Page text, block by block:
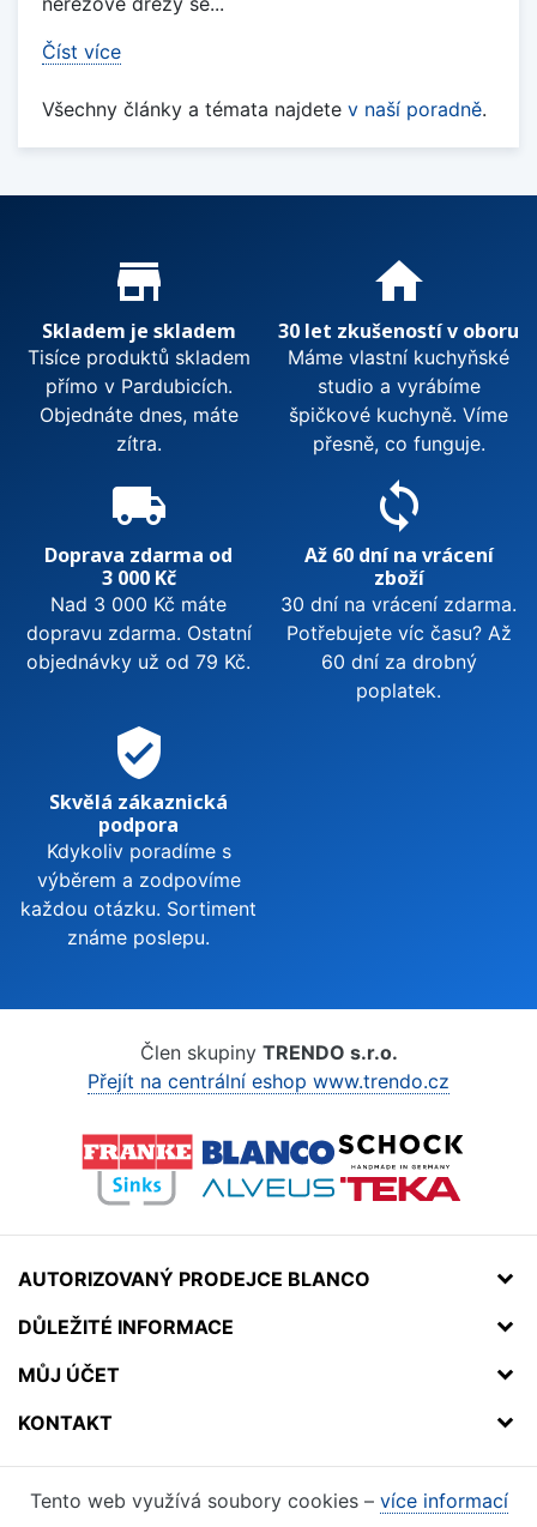
Číst více
Všechny články a témata najdete v naší poradně.
Proč nakupovat u nás?
store_mall_directory
Skladem je skladem
Tisíce produktů skladem
přímo v Pardubicích.
Objednáte dnes, máte
zítra.
home
30 let zkušeností v oboru
Máme vlastní kuchyňské
studio a vyrábíme
špičkové kuchyně. Víme
přesně, co funguje.
local_shipping
Doprava zdarma od
3 000 Kč
Nad 3 000 Kč máte
dopravu zdarma. Ostatní
objednávky už od 79 Kč.
sync
Až 60 dní na vrácení
zboží
30 dní na vrácení zdarma.
Potřebujete víc času? Až
60 dní za drobný
poplatek.
verified_user
Skvělá zákaznická
podpora
Kdykoliv poradíme s
výběrem a zodpovíme
každou otázku. Sortiment
známe poslepu.
Člen skupiny TRENDO s.r.o.
Přejít na centrální eshop www.trendo.cz
AUTORIZOVANÝ PRODEJCE BLANCO
DŮLEŽITÉ INFORMACE
MŮJ ÚČET
KONTAKT
Tento web využívá soubory cookies – více informací